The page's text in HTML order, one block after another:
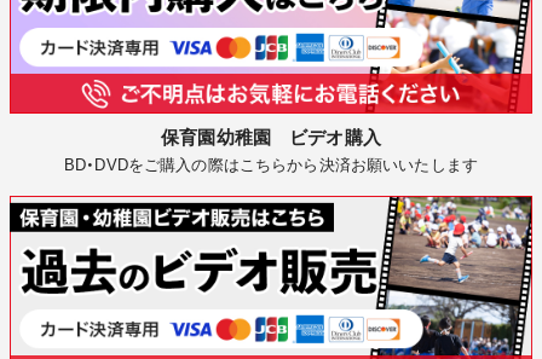
保育園幼稚園 ビデオ購入
BD・DVDをご購入の際はこちらから決済お願いいたします